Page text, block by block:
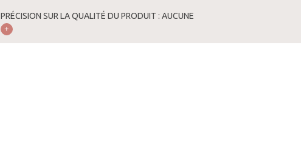
PRÉCISION SUR LA QUALITÉ DU PRODUIT : AUCUNE